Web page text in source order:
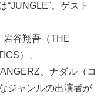
“JUNGLE”。ゲスト
岩谷翔吾（THE
）、
、ナダル（コ
ジャンルの出演者が